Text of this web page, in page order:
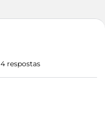
4 respostas